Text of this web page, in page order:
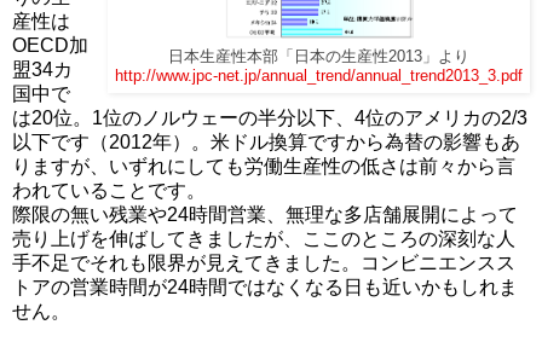
日本生産性本部「日本の生産性2013」より
http://www.jpc-net.jp/annual_trend/annual_trend2013_3.pdf
産性は
OECD加
盟34カ
国中で
は20位。1位のノルウェーの半分以下、4位のアメリカの2/3
以下です（2012年）。米ドル換算ですから為替の影響もあ
りますが、いずれにしても労働生産性の低さは前々から言
われていることです。
際限の無い残業や24時間営業、無理な多店舗展開によって
売り上げを伸ばしてきましたが、ここのところの深刻な人
手不足でそれも限界が見えてきました。コンビニエンスス
トアの営業時間が24時間ではなくなる日も近いかもしれま
せん。